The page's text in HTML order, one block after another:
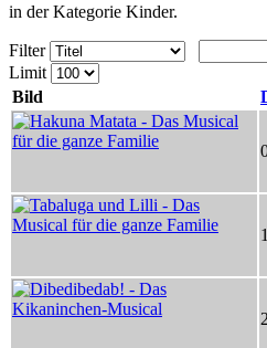
in der Kategorie Kinder.
Filter
Limit
Bild